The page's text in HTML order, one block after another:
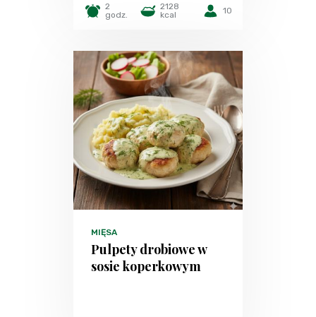
2
godz.
2128
kcal
10
MIĘSA
Pulpety drobiowe w
sosie koperkowym